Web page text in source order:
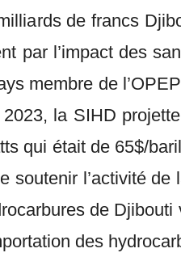
de francs
par l’impact des
membre de
la SIHD
qui était de 65$/
soutenir l’activité
de
des